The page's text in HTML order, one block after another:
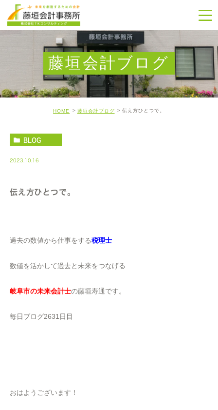
藤垣会計ブログ
HOME 藤垣会計ブログ 伝え方ひとつで。
BLOG
2023.10.16
伝え方ひとつで。
過去の数値から仕事をする税理士
数値を活かして過去と未来をつなげる
岐阜市の未来会計士の藤垣寿通です。
毎日ブログ2631日目
おはようございます！